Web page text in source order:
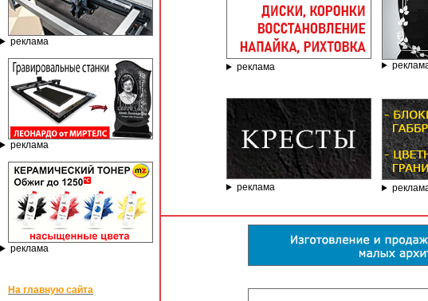
реклама
реклама
реклама
На главную сайта
реклама
реклама